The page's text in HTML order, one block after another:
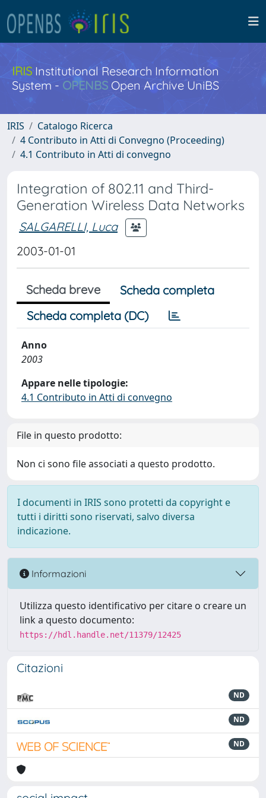
IRISInstitutional Research Information
System - OPENBS Open Archive UniBS
IRIS
Catalogo Ricerca
4 Contributo in Atti di Convegno (Proceeding)
4.1 Contributo in Atti di convegno
Integration of 802.11 and Third-
Generation Wireless Data Networks
SALGARELLI, Luca
2003-01-01
Scheda breve
Scheda completa
Scheda completa (DC)
Anno
2003
Appare nelle tipologie:
4.1 Contributo in Atti di convegno
File in questo prodotto:
Non ci sono file associati a questo prodotto.
I documenti in IRIS sono protetti da copyright e
tutti i diritti sono riservati, salvo diversa
indicazione.
Informazioni
Utilizza questo identificativo per citare o creare un
link a questo documento:
https://hdl.handle.net/11379/12425
Citazioni
ND
ND
ND